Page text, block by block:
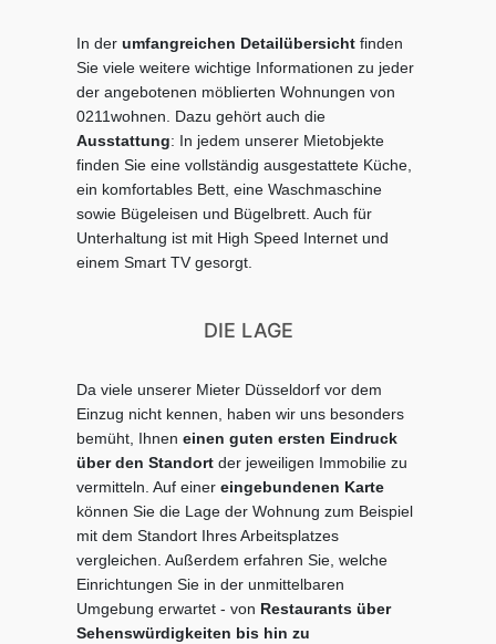
In der umfangreichen Detailübersicht finden
Sie viele weitere wichtige Informationen zu jeder
der angebotenen möblierten Wohnungen von
0211wohnen. Dazu gehört auch die
Ausstattung: In jedem unserer Mietobjekte
finden Sie eine vollständig ausgestattete Küche,
ein komfortables Bett, eine Waschmaschine
sowie Bügeleisen und Bügelbrett. Auch für
Unterhaltung ist mit High Speed Internet und
einem Smart TV gesorgt.
DIE LAGE
Da viele unserer Mieter Düsseldorf vor dem
Einzug nicht kennen, haben wir uns besonders
bemüht, Ihnen einen guten ersten Eindruck
über den Standort der jeweiligen Immobilie zu
vermitteln. Auf einer eingebundenen Karte
können Sie die Lage der Wohnung zum Beispiel
mit dem Standort Ihres Arbeitsplatzes
vergleichen. Außerdem erfahren Sie, welche
Einrichtungen Sie in der unmittelbaren
Umgebung erwartet - von Restaurants über
Sehenswürdigkeiten bis hin zu